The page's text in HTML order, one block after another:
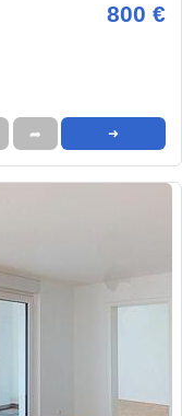
800 €
➦ ➜